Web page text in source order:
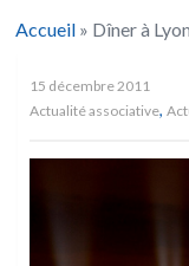
Accueil » Dîner à
15 décembre 2011
Actualité associative,